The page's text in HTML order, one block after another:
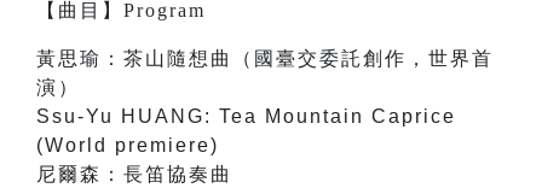
【 曲目 】 Program
黃思瑜：茶山隨想曲（國臺交委託創作，世界首
演）
Ssu-Yu HUANG: Tea Mountain Caprice
(World premiere)
尼爾森：長笛協奏曲